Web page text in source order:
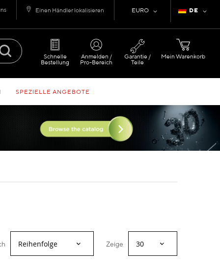
Sprache
DE
Währung
EURO
Einen Händler lokalisieren
Mein Warenkorb
Schnelle
Bestellung
Anmelden /
Pro-Bereich
Garantie /
Teile
SPEZIELLE ANGEBOTE
Zeige